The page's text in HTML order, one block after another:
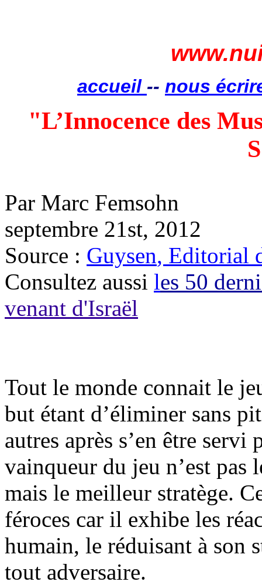
accueil -- nous
"L’Innocence des
Par Marc Femsohn
septembre 21st, 2012
Source : Guysen, Editorial
Consultez aussi les 50
venant d'Israël
Tout le monde connait le
but étant d’éliminer sans
autres après s’en être
vainqueur du jeu n’est
mais le meilleur stratège.
féroces car il exhibe les
humain, le réduisant à son
tout adversaire.